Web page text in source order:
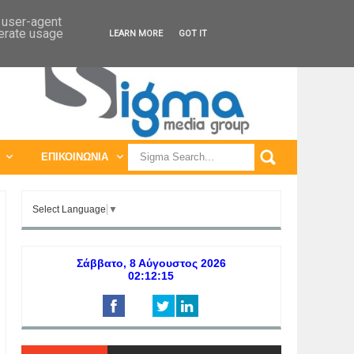
ΠΑΓΚΟΣΜΙΕΣ ΕΚΘΕΣΕΙΣ
ΕΠΙΚΟΙΝΩΝΙΑ
Select Language ▼
agent
usage LEARN MORE GOT IT